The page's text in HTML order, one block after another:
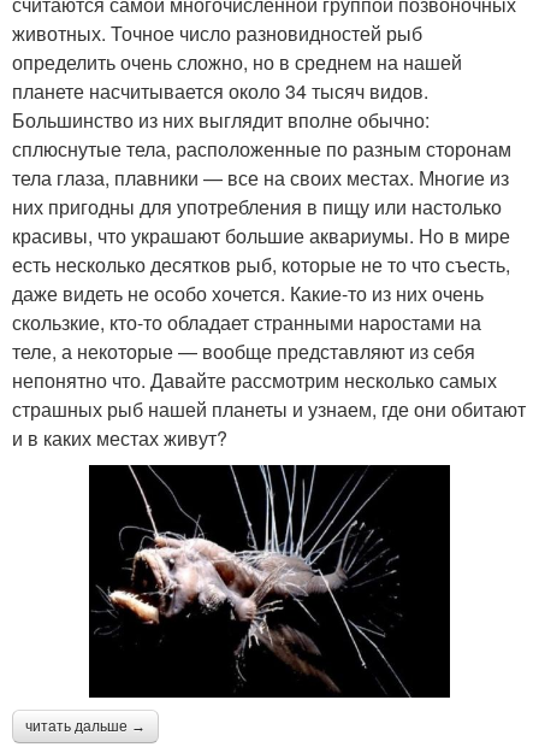
животных. Точное число разновидностей рыб
определить очень сложно, но в среднем на нашей
планете насчитывается около 34 тысяч видов.
Большинство из них выглядит вполне обычно:
сплюснутые тела, расположенные по разным сторонам
тела глаза, плавники — все на своих местах. Многие из
них пригодны для употребления в пищу или настолько
красивы, что украшают большие аквариумы. Но в мире
есть несколько десятков рыб, которые не то что съесть,
даже видеть не особо хочется. Какие-то из них очень
скользкие, кто-то обладает странными наростами на
теле, а некоторые — вообще представляют из себя
непонятно что. Давайте рассмотрим несколько самых
страшных рыб нашей планеты и узнаем, где они обитают
и в каких местах живут?
читать дальше →